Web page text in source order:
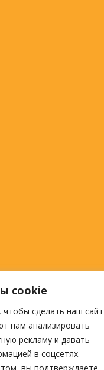
cookie
сделать наш сайт
нам анализировать
рекламу и давать
в соцсетях.